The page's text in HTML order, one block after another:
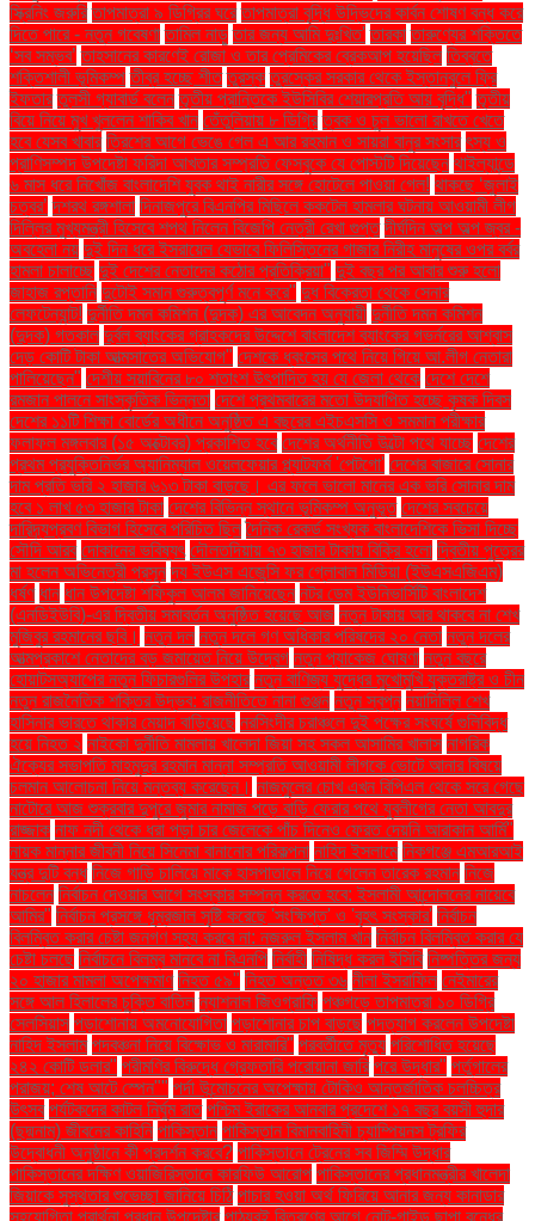
স্ক্রিনিং জরুরি তাপমাত্রা ৯ ডিগ্রির ঘরে তাপমাত্রা বৃদ্ধি উদ্ভিদের কার্বন শোষণ বন্ধ করে
দিতে পারে - নতুন গবেষণা তামিল নাড়ু তার জন্য আমি দুঃখিত' তারকা তারুণ্যের শক্তিতে
‘সব সম্ভব’ তাহসানের কারণেই রোজা ও তার প্রেমিকের ব্রেকআপ হয়েছিল তিব্বতে
শক্তিশালী ভূমিকম্প তীব্র হচ্ছে শীত তুরস্ক তুরস্কের সরকার থেকে ইস্তানবুলে ফ্রি
ইফতার তুলসী গ্যাবার্ড বলেন তৃতীয় প্রান্তিকে ইউসিবির শেয়ারপ্রতি আয় বৃদ্ধি" তৃতীয়
বিয়ে নিয়ে মুখ খুললেন শাকিব খান তেঁতুলিয়ায় ৮ ডিগ্রি ত্বক ও চুল ভালো রাখতে খেতে
হবে যেসব খাবার ত্রিশের আগে ভেঙে গেল এ আর রহমান ও সায়রা বানুর সংসার ৎস্য ও
প্রাণিসম্পদ উপদেষ্টা ফরিদা আখতার সম্প্রতি ফেসবুকে যে পোস্টটি দিয়েছেন থাইল্যান্ডে
৬ মাস ধরে নিখোঁজ বাংলাদেশি যুবক থাই নারীর সঙ্গে হোটেলে পাওয়া গেল! থাকছে ‘জুলাই
চত্বর’ দশরথ রঙ্গশালা দিনাজপুরে বিএনপির মিছিলে ককটেল হামলার ঘটনায় আওয়ামী লীগ
দিল্লির মুখ্যমন্ত্রী হিসেবে শপথ নিলেন বিজেপি নেত্রী রেখা গুপ্ত দীর্ঘদিন অল্প অল্প জ্বর -
অবহেলা নয় দুই দিন ধরে ইসরায়েল যেভাবে ফিলিস্তিনের গাজার নিরীহ মানুষের ওপর বর্বর
হামলা চালাচ্ছে দুই দেশের নেতাদের কঠোর প্রতিক্রিয়া" দুই বছর পর আবার শুরু হলো
জাহাজ রপ্তানি দুটোই সমান গুরুত্বপূর্ণ মনে করে" দুধ বিক্রেতা থেকে সেনার
লেফটেন্যান্ট! দুর্নীতি দমন কমিশন (দুদক) এর আবেদন অনুযায়ী দুর্নীতি দমন কমিশন
(দুদক) গতকাল দুর্বল ব্যাংকের গ্রাহকদের উদ্দেশে বাংলাদেশ ব্যাংকের গভর্নরের আশ্বাস
দেড় কোটি টাকা আত্মসাতের অভিযোগ" দেশকে ধ্বংসের পথে নিয়ে গিয়ে আ.লীগ নেতারা
পালিয়েছেন" দেশীয় সয়াবিনের ৮০ শতাংশ উৎপাদিত হয় যে জেলা থেকে দেশে দেশে
রমজান পালনে সাংস্কৃতিক ভিন্নতা দেশে প্রথমবারের মতো উদযাপিত হচ্ছে কৃষক দিবস
দেশের ১১টি শিক্ষা বোর্ডের অধীনে অনুষ্ঠিত এ বছরের এইচএসসি ও সমমান পরীক্ষার
ফলাফল মঙ্গলবার (১৫ অক্টোবর) প্রকাশিত হবে দেশের অর্থনীতি উল্টো পথে যাচ্ছে দেশের
প্রথম প্রযুক্তিনির্ভর অ্যানিম্যাল ওয়েলফেয়ার প্ল্যাটফর্ম 'পেটগো' দেশের বাজারে সোনার
দাম প্রতি ভরি ২ হাজার ৬১৩ টাকা বাড়ছে। এর ফলে ভালো মানের এক ভরি সোনার দাম
হবে ১ লাখ ৫৩ হাজার টাকা দেশের বিভিন্ন স্থানে ভূমিকম্প অনুভূত দেশের সবচেয়ে
দারিদ্র্যপ্রবণ বিভাগ হিসেবে পরিচিত ছিল দৈনিক রেকর্ড সংখ্যক বাংলাদেশিকে ভিসা দিচ্ছে
সৌদি আরব দোকানের ভবিষ্যৎ দৌলতদিয়ায় ৭৩ হাজার টাকায় বিক্রি হলো দ্বিতীয় পুত্রের
মা হলেন অভিনেত্রী প্রসূন দ্য ইউএস এজেন্সি ফর গ্লোবাল মিডিয়া (ইউএসএজিএম)
ধর্ষণ ধান ধান উপদেষ্টা শফিকুল আলম জানিয়েছেন নটর ডেম ইউনিভার্সিটি বাংলাদেশ
(এনডিইউবি)-এর দ্বিতীয় সমাবর্তন অনুষ্ঠিত হয়েছে আজ নতুন টাকায় আর থাকবে না শেখ
মুজিবুর রহমানের ছবি। নতুন দল নতুন দলে গণ অধিকার পরিষদের ২০ নেতা নতুন দলের
আত্মপ্রকাশে নেতাদের বড় জমায়েত নিয়ে উদ্বেগ নতুন প্যাকেজ ঘোষণা নতুন বছরে
হোয়াটসঅ্যাপের নতুন ফিচারগুলির উপহার নতুন বাণিজ্য যুদ্ধের মুখোমুখি যুক্তরাষ্ট্র ও চীন
নতুন রাজনৈতিক শক্তির উদ্ভব: রাজনীতিতে নানা গুঞ্জন নতুন স্বপ্ন নয়াদিল্লি শেখ
হাসিনার ভারতে থাকার মেয়াদ বাড়িয়েছে নরসিংদীর চরাঞ্চলে দুই পক্ষের সংঘর্ষে গুলিবিদ্ধ
হয়ে নিহত ২ নাইকো দুর্নীতি মামলায় খালেদা জিয়া সহ সকল আসামির খালাস নাগরিক
ঐক্যের সভাপতি মাহমুদুর রহমান মান্না সম্প্রতি আওয়ামী লীগকে ভোটে আনার বিষয়ে
চলমান আলোচনা নিয়ে মন্তব্য করেছেন। নাজমুলের চোখ এখন বিপিএল থেকে সরে গেছে
নাটোরে আজ শুক্রবার দুপুরে জুমার নামাজ পড়ে বাড়ি ফেরার পথে যুবলীগের নেতা আবদুর
রাজ্জাক নাফ নদী থেকে ধরা পড়া চার জেলেকে পাঁচ দিনেও ফেরত দেয়নি আরাকান আর্মি"
নায়ক মান্নার জীবনী নিয়ে সিনেমা বানানোর পরিকল্পনা নাহিদ ইসলামে নিকগঞ্জে এমআরআই
যন্ত্র দুটি বন্ধ নিজে গাড়ি চালিয়ে মাকে হাসপাতালে নিয়ে গেলেন তারেক রহমান নিজে
নাচলেন নির্বাচন দেওয়ার আগে সংস্কার সম্পন্ন করতে হবে: ইসলামী আন্দোলনের নায়েবে
আমির" নির্বাচন প্রসঙ্গে ধূম্রজাল সৃষ্টি করেছে 'সংক্ষিপ্ত' ও 'বৃহৎ সংস্কার' নির্বাচন
বিলম্বিত করার চেষ্টা জনগণ সহ্য করবে না: নজরুল ইসলাম খান নির্বাচন বিলম্বিত করার যে
চেষ্টা চলছে নির্বাচনে বিলম্ব মানবে না বিএনপি নির্বাহী নিষিদ্ধ করল ইসিবি নিষ্পত্তির জন্য
২০ হাজার মামলা অপেক্ষমাণ নিহত ৫৯" নিহত অন্তত ৩৬ নীলা ইসরাফিল নেইমারের
সঙ্গে আল হিলালের চুক্তি বাতিল ন্যাশনাল জিওগ্রাফি পঞ্চগড়ে তাপমাত্রা ১০ ডিগ্রি
সেলসিয়াস পড়াশোনায় অমনোযোগিতা পড়াশোনার চাপ বাড়ছে পদত্যাগ করলেন উপদেষ্টা
নাহিদ ইসলাম পদবঞ্চনা নিয়ে বিক্ষোভ ও মারামারি" পরবর্তীতে মৃত্যু পরিশোধিত হয়েছে
২৪২ কোটি ডলার" পরীমণির বিরুদ্ধে গ্রেফতারি পরোয়ানা জারি পরে উদ্ধার" পর্তুগালের
পরাজয়; শেষ আটে স্পেন"" পর্দা উন্মোচনের অপেক্ষায় টোকিও আন্তর্জাতিক চলচ্চিত্র
উৎসব পর্যটকদের কাটল নির্ঘুম রাত পশ্চিম ইরাকের আনবার প্রদেশে ১৭ বছর বয়সী হুদার
(ছদ্মনাম) জীবনের কাহিনি পাকিস্তান পাকিস্তান বিমানবাহিনী চ্যাম্পিয়নস ট্রফির
উদ্বোধনী অনুষ্ঠানে কী প্রদর্শন করবে? পাকিস্তানে ট্রেনের সব জিম্মি উদ্ধার
পাকিস্তানের দক্ষিণ ওয়াজিরিস্তানে কারফিউ আরোপ পাকিস্তানের প্রধানমন্ত্রীর খালেদা
জিয়াকে সুস্থতার শুভেচ্ছা জানিয়ে চিঠি পাচার হওয়া অর্থ ফিরিয়ে আনার জন্য কানাডার
সহযোগিতা প্রার্থনা প্রধান উপদেষ্টার পাঠ্যবই বিতরণের আগে নোট-গাইড ছাপা বন্ধের